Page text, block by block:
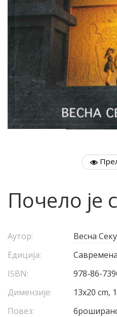
Почело је
Аутор:
Весна
Едиција:
ISBN:
978-86-
Димензије:
13х20 cm,
Повез: